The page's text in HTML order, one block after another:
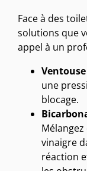
Face à des
solutions que
appel à un
Ventouse
une
blocage.
vinaigre
réaction